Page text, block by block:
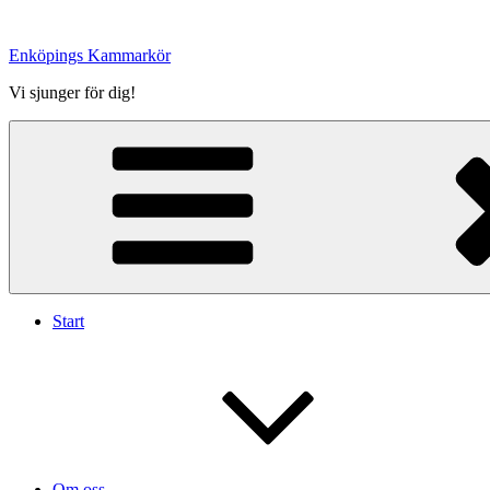
innehåll
Enköpings Kammarkör
Vi sjunger för dig!
Start